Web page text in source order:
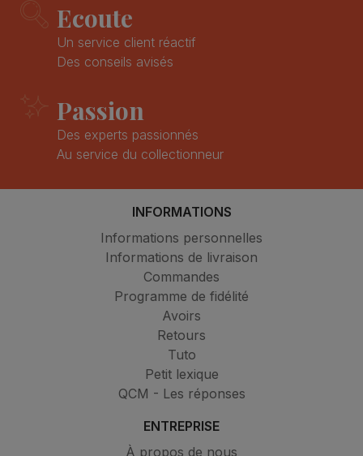
Ecoute
Un service client réactif
Des conseils avisés
Passion
Des experts passionnés
Au service du collectionneur
INFORMATIONS
Informations personnelles
Informations de livraison
Commandes
Programme de fidélité
Avoirs
Retours
Tuto
Petit lexique
QCM - Les réponses
ENTREPRISE
À propos de nous